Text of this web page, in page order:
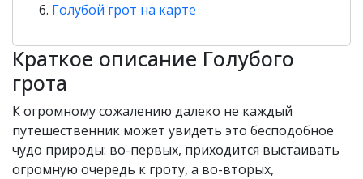
Голубой грот на карте
Краткое описание Голубого
грота
К огромному сожалению далеко не каждый
путешественник может увидеть это бесподобное
чудо природы: во-первых, приходится выстаивать
огромную очередь к гроту, а во-вторых,